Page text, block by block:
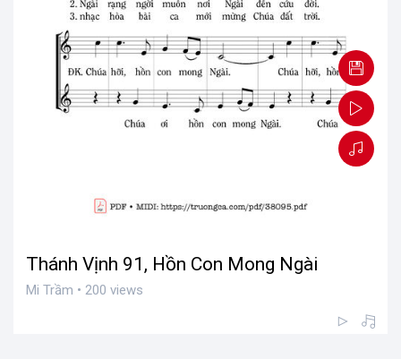
Thánh Vịnh 91, Hồn Con Mong Ngài
Mi Trầm • 200 views